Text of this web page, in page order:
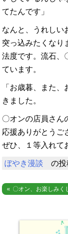
てたんです」
なんと、うれしい
突っ込みたくなり
法度です。流石、
ています。
「お歳暮、また
きました。
〇オンの店員さん
応援ありがとうご
ぜひ、１等入れて
ぼやき漫談 の投
投 〇オン、お楽しみ